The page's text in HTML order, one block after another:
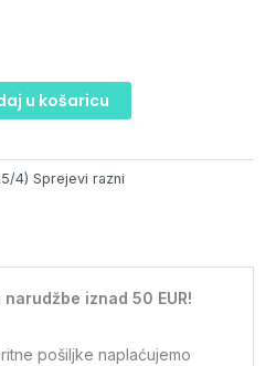
u košaricu
4) Sprejevi razni
iznad 50 EUR!
pošiljke naplaćujemo